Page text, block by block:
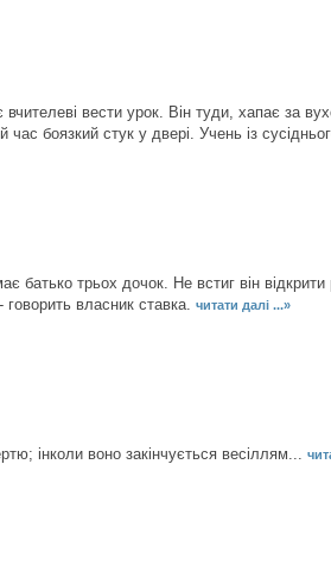
вести урок. Він туди, хапає за
час боязкий стук у двері. Учень із
батько трьох дочок. Не встиг він
говорить власник ставка. читати далі ...»
інколи воно закінчується весіллям...